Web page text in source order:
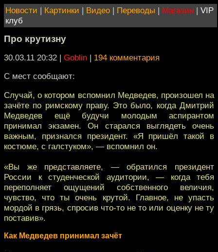
Новости | Картинки | Видео | Переводы | Магазин | VIP
клуб
Про крутизну
30.03.11 20:32 | Goblin | 194 комментария
С мест сообщают:
Случай, о котором вспомнил Медведев, произошел на
зачёте по римскому праву. Это было, когда Дмитрий
Медведев ещё будучи молодым аспирантом
принимал экзамен. Он старался выглядеть очень
важным, признался президент. «Я пришёл такой в
костюме, с галстуком», — вспомнил он.
«Вы же представляете, — обратился президент
России к студенческой аудитории, — когда тебя
переполняет ощущений собственного величия,
чувство, что ты очень крутой. Главное, не упасть
мордой в грязь, спросив что-то не то или оценку не ту
поставив».
Как Медведев принимал зачёт